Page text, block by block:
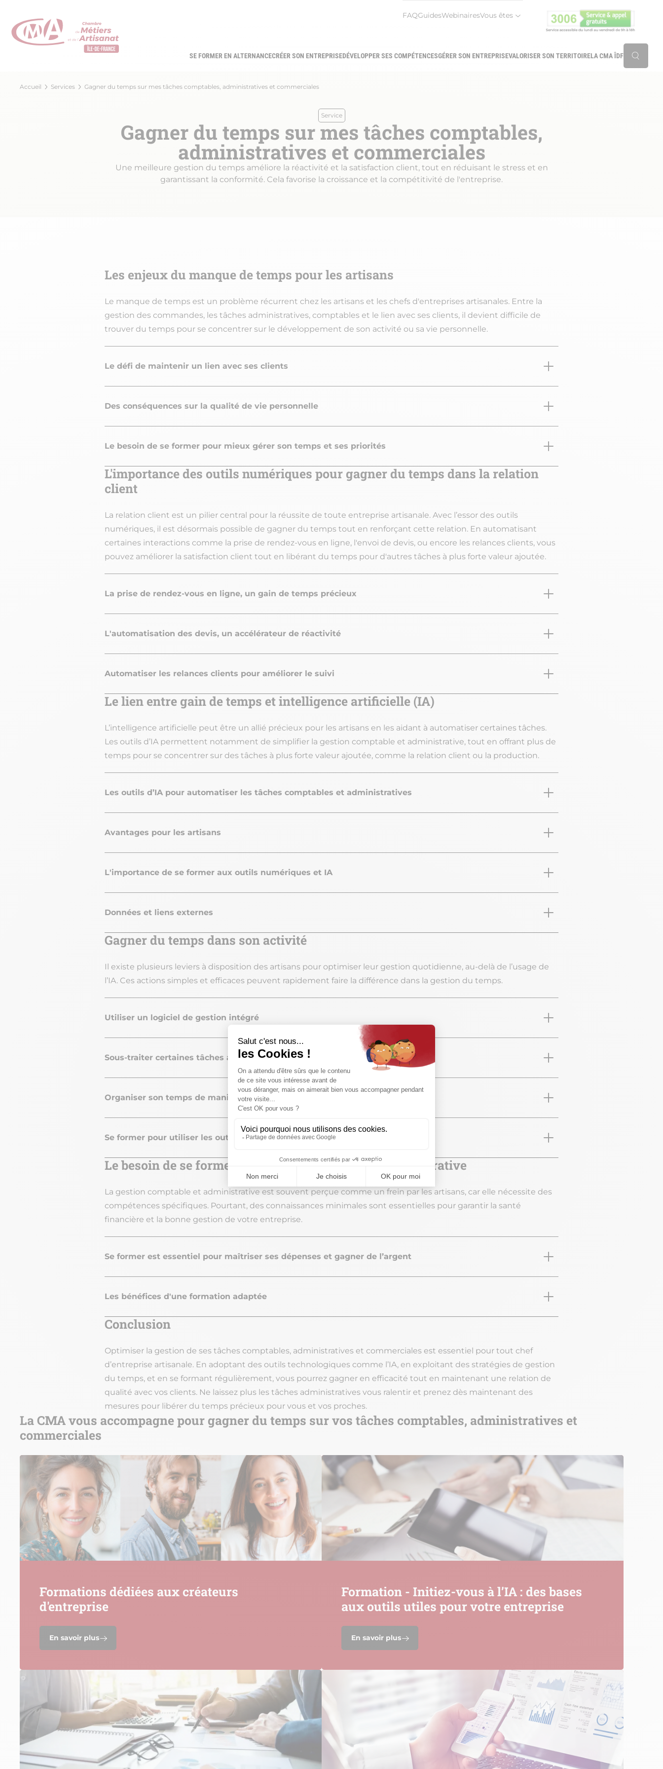
contenu
principal
Menu
FAQGuidesWebinairesVous êtes
Navigation
SE FORMER EN ALTERNANCECRÉER SON ENTREPRISEDÉVELOPPER SES COMPÉTENCESGÉRER SON ENTREPRISEVALORISER SON TERRITOIRELA CMA ÎDF
Fil
Accueil Services Gagner du temps sur mes tâches comptables, administratives et commerciales
Service
Gagner du temps sur mes tâches comptables,
administratives et commerciales
Une meilleure gestion du temps améliore la réactivité et la satisfaction client, tout en réduisant le stress et en
garantissant la conformité. Cela favorise la croissance et la compétitivité de l'entreprise.
Les enjeux du manque de temps pour les artisans
Le manque de temps est un problème récurrent chez les artisans et les chefs d'entreprises artisanales. Entre la
gestion des commandes, les tâches administratives, comptables et le lien avec ses clients, il devient difficile de
trouver du temps pour se concentrer sur le développement de son activité ou sa vie personnelle.
Le défi de maintenir un lien avec ses clients
Des conséquences sur la qualité de vie personnelle
Le besoin de se former pour mieux gérer son temps et ses priorités
L'importance des outils numériques pour gagner du temps dans la relation
client
La relation client est un pilier central pour la réussite de toute entreprise artisanale. Avec l’essor des outils
numériques, il est désormais possible de gagner du temps tout en renforçant cette relation. En automatisant
certaines interactions comme la prise de rendez-vous en ligne, l'envoi de devis, ou encore les relances clients, vous
pouvez améliorer la satisfaction client tout en libérant du temps pour d'autres tâches à plus forte valeur ajoutée.
La prise de rendez-vous en ligne, un gain de temps précieux
L'automatisation des devis, un accélérateur de réactivité
Automatiser les relances clients pour améliorer le suivi
Le lien entre gain de temps et intelligence artificielle (IA)
L’intelligence artificielle peut être un allié précieux pour les artisans en les aidant à automatiser certaines tâches.
Les outils d’IA permettent notamment de simplifier la gestion comptable et administrative, tout en offrant plus de
temps pour se concentrer sur des tâches à plus forte valeur ajoutée, comme la relation client ou la production.
Les outils d’IA pour automatiser les tâches comptables et administratives
Avantages pour les artisans
L'importance de se former aux outils numériques et IA
Données et liens externes
Gagner du temps dans son activité
Il existe plusieurs leviers à disposition des artisans pour optimiser leur gestion quotidienne, au-delà de l’usage de
l’IA. Ces actions simples et efficaces peuvent rapidement faire la différence dans la gestion du temps.
Utiliser un logiciel de gestion intégré
Sous-traiter certaines tâches administratives
Organiser son temps de manière stratégique
Se former pour utiliser les outils de gestion et d'organisation
Le besoin de se former en gestion comptable et administrative
La gestion comptable et administrative est souvent perçue comme un frein par les artisans, car elle nécessite des
compétences spécifiques. Pourtant, des connaissances minimales sont essentielles pour garantir la santé
financière et la bonne gestion de votre entreprise.
Se former est essentiel pour maîtriser ses dépenses et gagner de l’argent
Les bénéfices d'une formation adaptée
Conclusion
Optimiser la gestion de ses tâches comptables, administratives et commerciales est essentiel pour tout chef
d’entreprise artisanale. En adoptant des outils technologiques comme l’IA, en exploitant des stratégies de gestion
du temps, et en se formant régulièrement, vous pourrez gagner en efficacité tout en maintenant une relation de
qualité avec vos clients. Ne laissez plus les tâches administratives vous ralentir et prenez dès maintenant des
mesures pour libérer du temps précieux pour vous et vos proches.
La CMA vous accompagne pour gagner du temps sur vos tâches comptables, administratives et
commerciales
Formations dédiées aux créateurs
d'entreprise
En savoir plus
Formation - Initiez-vous à l’IA : des bases
aux outils utiles pour votre entreprise
En savoir plus